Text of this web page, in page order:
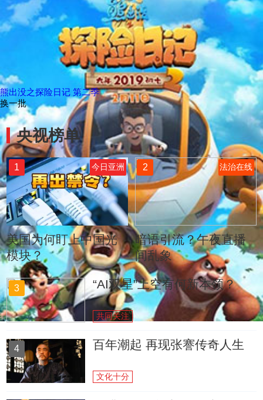
熊出没之探险日记 第二季
换一批
央视榜单
1 今日亚洲
美国为何盯上中国光
模块？
2 法治在线
暗语引流？午夜直播
间乱象
3 “AI双星”上空有何新本领？
共同关注
4 百年潮起 再现张謇传奇人生
文化十分